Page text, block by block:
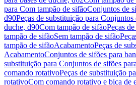
para Com tampão de sifãoConjuntos de
d90Peças de substituição para Conjuntos
duche, d90Com tampão de sifãoPeças
tampão de sifãoSem tampão de sifão
tampão de sifãoAcabamentoPeças de
AcabamentoConjuntos de sifões para
substituição para Conjuntos de sifões
comando rotativoPeças de substituição
rotativoCom comando rotativo e bica de